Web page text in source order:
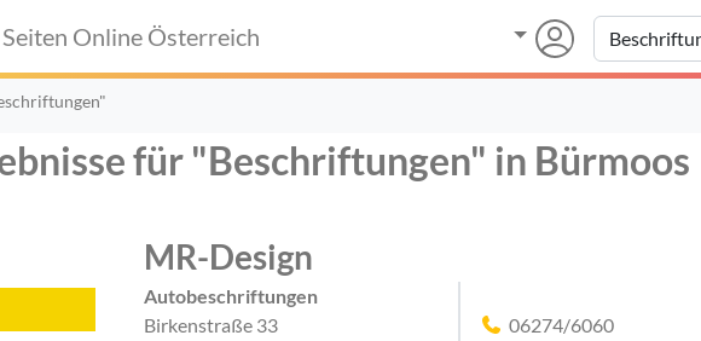
Online Österreich
für "Beschriftungen" in Bürmoos
MR-Design
Autobeschriftungen
Birkenstraße 33
06274/6060